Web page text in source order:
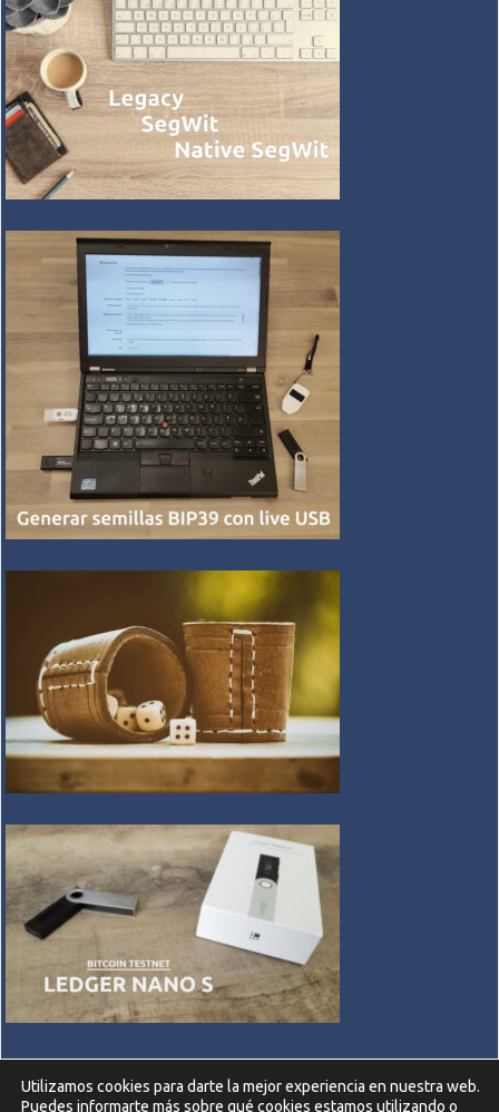
Utilizamos cookies para darte la mejor experiencia en nuestra web.
Puedes informarte más sobre qué cookies estamos utilizando o